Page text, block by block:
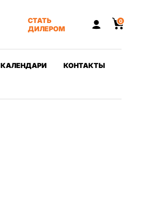
СТАТЬ
ДИЛЕРОМ
0
КАЛЕНДАРИ КОНТАКТЫ